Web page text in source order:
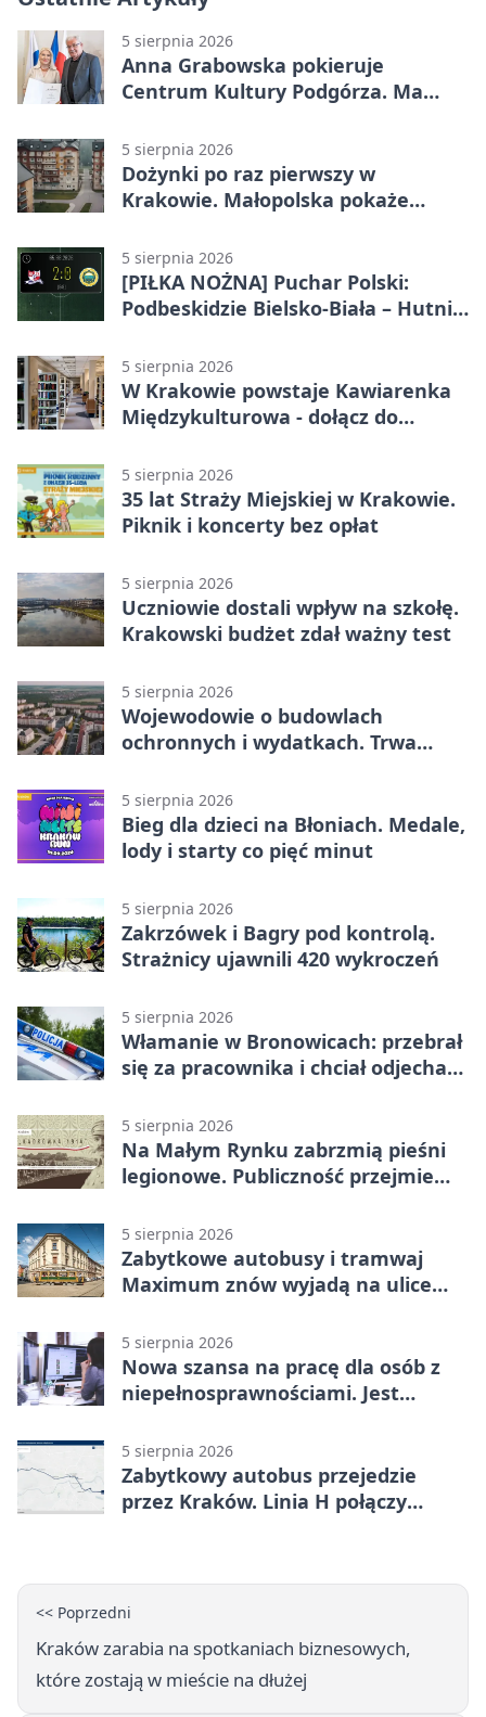
5 sierpnia 2026
Anna Grabowska pokieruje
Centrum Kultury Podgórza. Ma
5 sierpnia 2026
Dożynki po raz pierwszy w
Krakowie. Małopolska pokaże
5 sierpnia 2026
[PIŁKA NOŻNA] Puchar Polski:
Podbeskidzie Bielsko-Biała – Hutnik
w Dankowicach
5 sierpnia 2026
W Krakowie powstaje Kawiarenka
Międzykulturowa - dołącz do
5 sierpnia 2026
35 lat Straży Miejskiej w Krakowie.
Piknik i koncerty bez opłat
5 sierpnia 2026
Uczniowie dostali wpływ na szkołę.
Krakowski budżet zdał ważny test
5 sierpnia 2026
Wojewodowie o budowlach
ochronnych i wydatkach. Trwa
5 sierpnia 2026
Bieg dla dzieci na Błoniach. Medale,
lody i starty co pięć minut
5 sierpnia 2026
Zakrzówek i Bagry pod kontrolą.
Strażnicy ujawnili 420 wykroczeń
5 sierpnia 2026
Włamanie w Bronowicach: przebrał
się za pracownika i chciał odjechać
5 sierpnia 2026
Na Małym Rynku zabrzmią pieśni
legionowe. Publiczność przejmie
5 sierpnia 2026
Zabytkowe autobusy i tramwaj
Maximum znów wyjadą na ulice
5 sierpnia 2026
Nowa szansa na pracę dla osób z
niepełnosprawnościami. Jest
5 sierpnia 2026
Zabytkowy autobus przejedzie
przez Kraków. Linia H połączy
<< Poprzedni
Kraków zarabia na spotkaniach biznesowych,
które zostają w mieście na dłużej